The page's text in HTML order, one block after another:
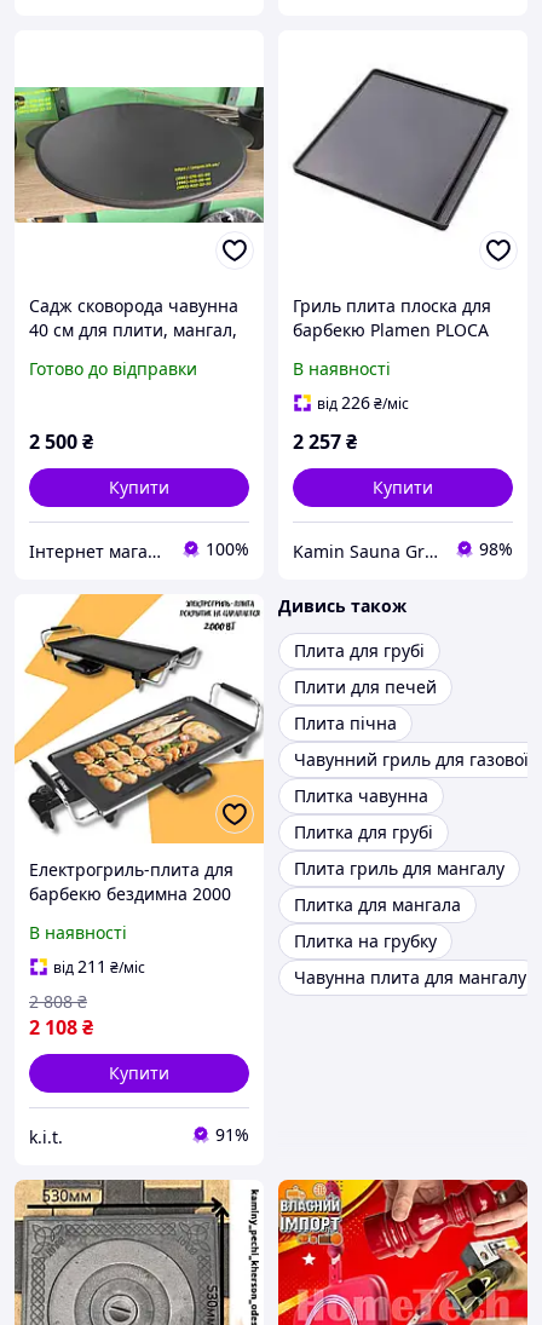
Садж сковорода чавунна
40 см для плити, мангал,
Готово до відправки
2 500₴
Купити
Інтернет магазин Пегас 100%
Гриль плита плоска для
барбекю Plamen PLOCA
В наявності
від226₴/міс
2 257₴
Купити
Kamin Sauna Group - каміни, печі, сауни, бані, хамами, барбекю та грилі. 98%
Електрогриль-плита для
барбекю бездимна 2000
сталь + Антипригарне
покриття
В наявності
від211 ₴/міс
2 108₴
2 808 ₴
Купити
k.i.t. 91%
Дивись також
Плита для грубі
Плити для печей
Плита пічна
Чавунний гриль для газової
Плитка чавунна
Плитка для грубі
Плита гриль для мангалу
Плитка для мангала
Плитка на грубку
Чавунна плита для мангалу